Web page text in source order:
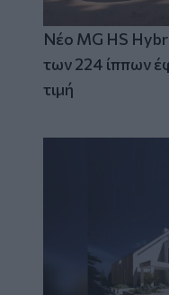
Νέο MG HS
των 224 ίππων
τιμή